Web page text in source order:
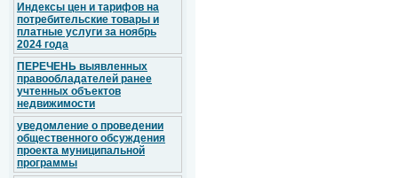
Индексы цен и тарифов на
потребительские товары и
платные услуги за ноябрь
2024 года
ПЕРЕЧЕНЬ выявленных
правообладателей ранее
учтенных объектов
недвижимости
уведомление о проведении
общественного обсуждения
проекта муниципальной
программы